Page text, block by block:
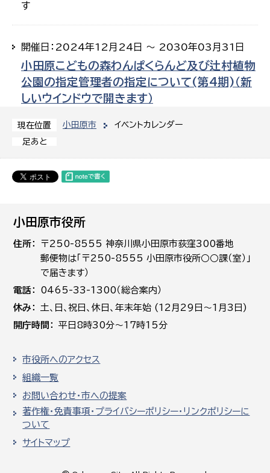
現在位置 小田原市
イベントカレンダー
足あと
す
開催日：2024年12月24日 ～ 2030年03月31日
小田原こどもの森わんぱくらんど及び辻村植物
公園の指定管理者の指定について(第4期)（新
しいウインドウで開きます）
小田原市役所
住所
〒250-8555 神奈川県小田原市荻窪300番地
郵便物は「〒250-8555 小田原市役所○○課（室）」
で届きます）
電話
0465-33-1300（総合案内）
休み
土､日､祝日、休日、年末年始 (12月29日～1月3日)
開庁時間
平日8時30分～17時15分
市役所へのアクセス
組織一覧
お問い合わせ・市への提案
著作権・免責事項・プライバシーポリシー・リンクポリシーに
ついて
サイトマップ